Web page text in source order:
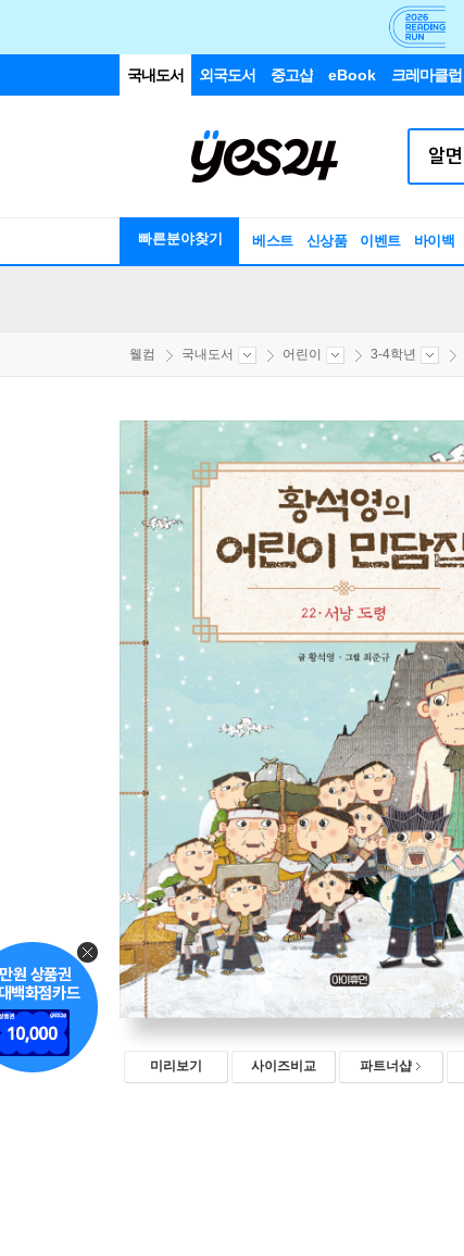
국내도서 외국도서 중고샵 eBook 크레마클럽
빠른분야찾기 베스트 신상품 이벤트 바이백
웰컴 국내도서 어린이 3-4학년
미리보기 사이즈비교 파트너샵